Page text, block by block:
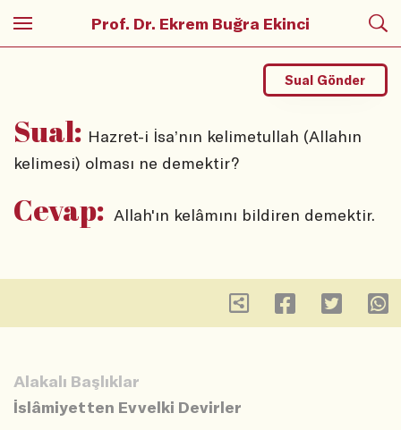
Prof. Dr. Ekrem Buğra Ekinci
Sual: Hazret-i İsa’nın kelimetullah (Allahın
kelimesi) olması ne demektir?
Sual Gönder
Cevap: Allah'ın kelâmını bildiren demektir.
Alakalı Başlıklar
İslâmiyetten Evvelki Devirler